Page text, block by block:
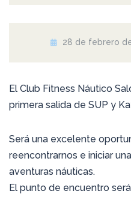
28 de febrero
El Club Fitness Náutico
primera salida de SUP y
Será una excelente
reencontrarnos e iniciar
aventuras náuticas.
El punto de encuentro